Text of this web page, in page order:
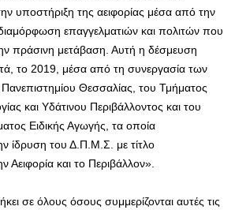
υποστήριξη της αειφορίας μέσα από την
επαγγελματιών και πολιτών που
πράσινη μετάβαση. Αυτή η δέσμευση
το 2019, μέσα από τη συνεργασία των
Θεσσαλίας, του Τμήματος
και Υδάτινου Περιβάλλοντος και του
Ειδικής Αγωγής, τα οποία
ίδρυση του Δ.Π.Μ.Σ. με τίτλο
Αειφορία και το Περιβάλλον».
σε όλους όσους συμμερίζονται αυτές τις